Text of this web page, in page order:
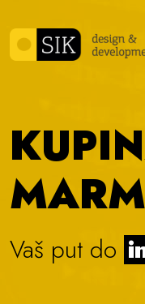
Vaš put do